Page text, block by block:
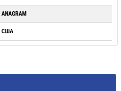
ANAGRAM
США